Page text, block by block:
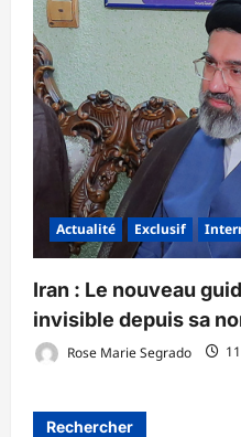
Actualité Exclusif
Iran : Le nouveau
invisible depuis sa
Rose Marie Segrado
Rechercher